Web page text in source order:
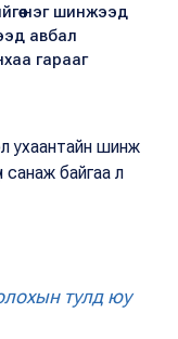
нэг шинжээд
авбал
гарааг
ухаантайн шинж
санаж байгаа л
тулд юу